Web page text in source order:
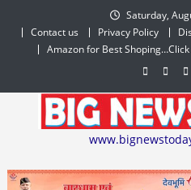
content
Saturday,
Contact us
Privacy Policy
Amazon for Best